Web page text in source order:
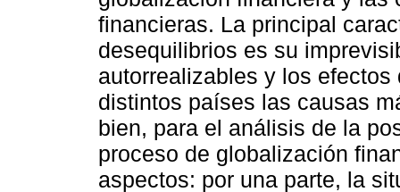
financieras. La principal
desequilibrios es su
autorrealizables y los
distintos países las causas
bien, para el análisis de la
proceso de globalización
aspectos: por una parte, la